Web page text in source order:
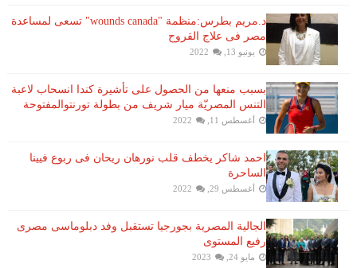
د.مريم بطرس:منظمة "wounds canada" تسعى لمساعدة
مصر فى علاج القروح
يونيو 13, 2022
بسبب منعها من الحصول على تأشيرة كندا انسحاب لاعبة ​
التنس​ المصريّة ​ميار شريف​ من بطولة ​تورنتو​المفتوحة
أغسطس 11, 2022
احمد شاكر يخطف قلب نورهان ريحان فى ربوع فيينا
الساحرة
أغسطس 29, 2022
الجالية المصرية بجورجيا تستقبل وفد دبلوماسى مصرى
رفيع المستوى
مايو 24, 2023